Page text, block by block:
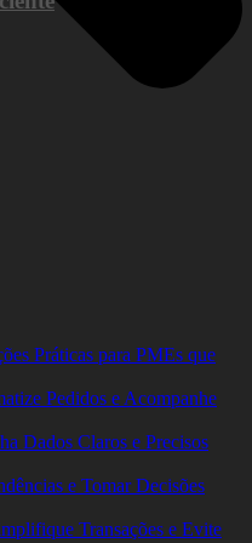
Práticas para PMEs que
Pedidos e Acompanhe
Dados Claros e Precisos
e Tomar Decisões
Transações e Evite